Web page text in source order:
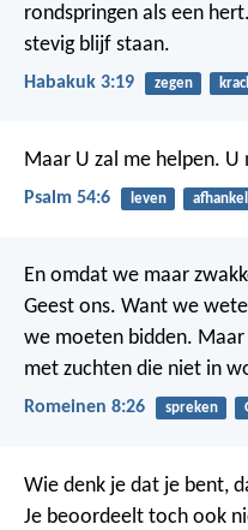
rondspringen als een hert.
stevig blijf staan.
Habakuk 3:19 zegen
Maar U zal me helpen. U
Psalm 54:6 leven
En omdat we maar
Geest ons. Want we
we moeten bidden.
met zuchten die niet in
Romeinen 8:26 spreken
Wie denk je dat je bent,
Je beoordeelt toch ook